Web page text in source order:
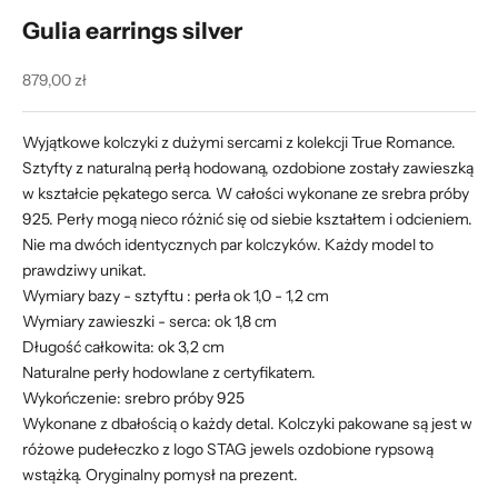
Gulia earrings silver
Cena promocyjna
879,00 zł
Wyjątkowe kolczyki z dużymi sercami z kolekcji True Romance.
Sztyfty z naturalną perłą hodowaną, ozdobione zostały zawieszką
w kształcie pękatego serca. W całości wykonane ze srebra próby
925. Perły mogą nieco różnić się od siebie kształtem i odcieniem.
Nie ma dwóch identycznych par kolczyków. Każdy model to
prawdziwy unikat.
Wymiary bazy - sztyftu : perła ok 1,0 - 1,2 cm
Wymiary zawieszki - serca: ok 1,8 cm
Długość całkowita: ok 3,2 cm
Naturalne perły hodowlane z certyfikatem.
Wykończenie: srebro próby 925
Wykonane z dbałością o każdy detal. Kolczyki pakowane są jest w
różowe pudełeczko z logo STAG jewels ozdobione rypsową
wstążką. Oryginalny pomysł na prezent.